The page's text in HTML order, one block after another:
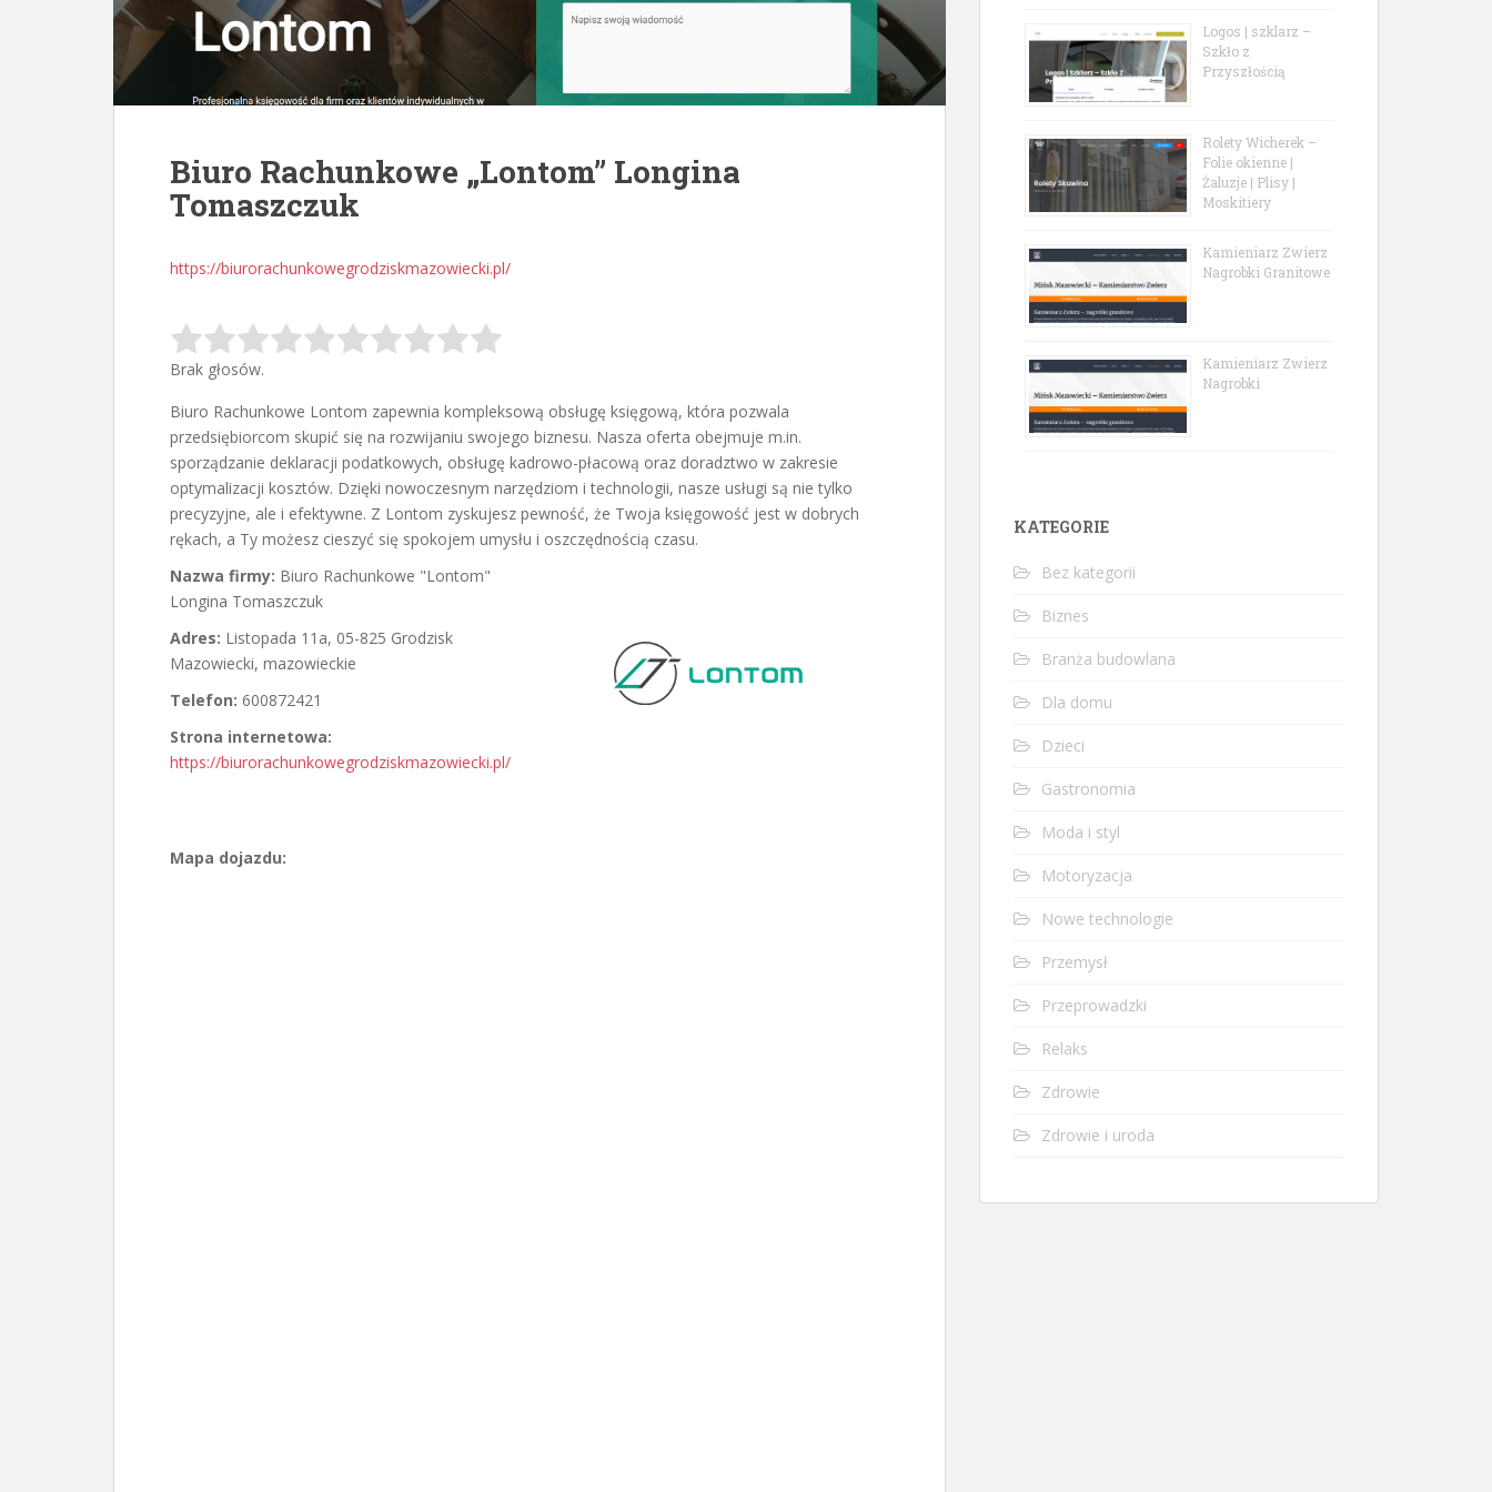
Biuro Rachunkowe „Lontom” Longina
Tomaszczuk
https://biurorachunkowegrodziskmazowiecki.pl/
Brak głosów.
Biuro Rachunkowe Lontom zapewnia kompleksową obsługę księgową, która pozwala
przedsiębiorcom skupić się na rozwijaniu swojego biznesu. Nasza oferta obejmuje m.in.
sporządzanie deklaracji podatkowych, obsługę kadrowo-płacową oraz doradztwo w zakresie
optymalizacji kosztów. Dzięki nowoczesnym narzędziom i technologii, nasze usługi są nie tylko
precyzyjne, ale i efektywne. Z Lontom zyskujesz pewność, że Twoja księgowość jest w dobrych
rękach, a Ty możesz cieszyć się spokojem umysłu i oszczędnością czasu.
Nazwa firmy: Biuro Rachunkowe "Lontom"
Longina Tomaszczuk
Adres: Listopada 11a, 05-825 Grodzisk
Mazowiecki, mazowieckie
Telefon: 600872421
Strona internetowa:
https://biurorachunkowegrodziskmazowiecki.pl/
Mapa dojazdu:
Logos | szklarz –
Szkło z
Przyszłością
Rolety Wicherek –
Folie okienne |
Żaluzje | Plisy |
Moskitiery
Kamieniarz Zwierz
Nagrobki Granitowe
Kamieniarz Zwierz
Nagrobki
KATEGORIE
Bez kategorii
Biznes
Branża budowlana
Dla domu
Dzieci
Gastronomia
Moda i styl
Motoryzacja
Nowe technologie
Przemysł
Przeprowadzki
Relaks
Zdrowie
Zdrowie i uroda